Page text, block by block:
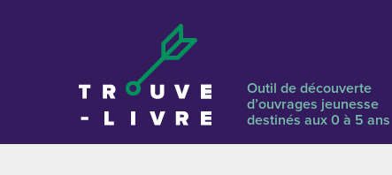
Outil de découverte
d’ouvrages jeunesse
destinés aux 0 à 5 ans